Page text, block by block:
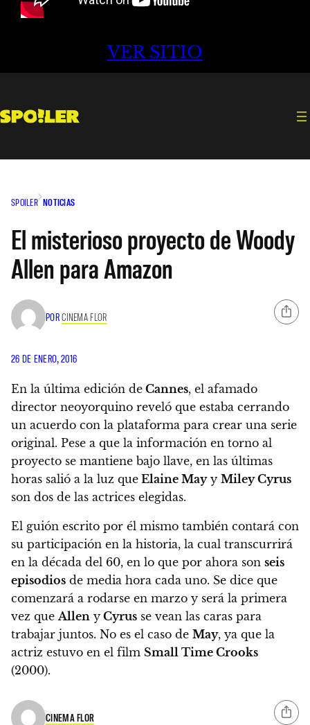
VER SITIO
SPOILER NOTICIAS
El misterioso proyecto de Woody
Allen para Amazon
PORCINEMA FLOR
26 DE ENERO, 2016
En la última edición de Cannes, el afamado
director neoyorquino reveló que estaba cerrando
un acuerdo con la plataforma para crear una serie
original. Pese a que la información en torno al
proyecto se mantiene bajo llave, en las últimas
horas salió a la luz que Elaine Mayy Miley Cyrus
son dos de las actrices elegidas.
El guión escrito por él mismo también contará con
su participación en la historia, la cual transcurrirá
en la década del 60, en lo que por ahora son seis
episodios de media hora cada uno. Se dice que
comenzará a rodarse en marzo y será la primera
vez que Allen y Cyrus se vean las caras para
trabajar juntos. No es el caso de May, ya que la
actriz estuvo en el film Small Time Crooks
(2000).
CINEMA FLOR